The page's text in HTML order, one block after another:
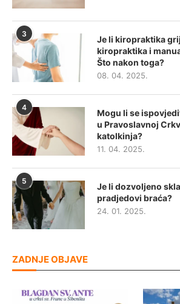
3
Je li kiropraktika
kiropraktika i
Što nakon toga?
08. 04. 2025.
4
Mogu li se
u Pravoslavnoj
katolkinja?
11. 04. 2025.
5
Je li dozvoljeno
pradjedovi braća?
24. 01. 2025.
ZADNJE OBJAVE